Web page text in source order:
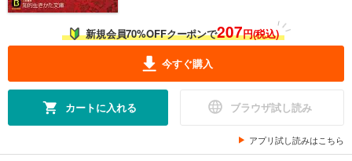
新規会員70%OFFクーポンで207円(税込)
今すぐ購入
カートに入れる ブラウザ試し読み
アプリ試し読みはこちら